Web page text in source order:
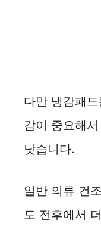
다만 냉감패
감이 중요해
낫습니다.
일반 의류 건
도 전후에서